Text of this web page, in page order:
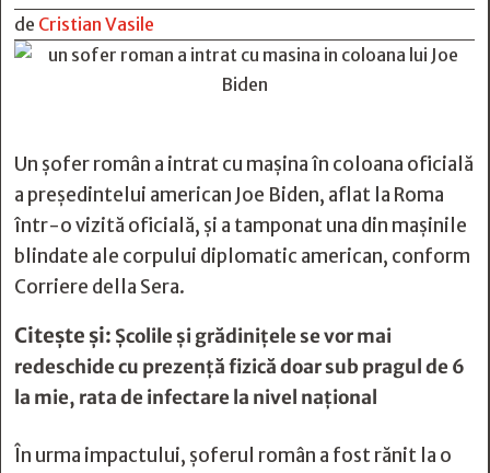
de Cristian Vasile
Un şofer român a intrat cu maşina în coloana oficială
a preşedintelui american Joe Biden, aflat la Roma
într-o vizită oficială, şi a tamponat una din maşinile
blindate ale corpului diplomatic american, conform
Corriere della Sera.
Citește și: Școlile și grădinițele se vor mai
redeschide cu prezență fizică doar sub pragul de 6
la mie, rata de infectare la nivel național
În urma impactului, şoferul român a fost rănit la o